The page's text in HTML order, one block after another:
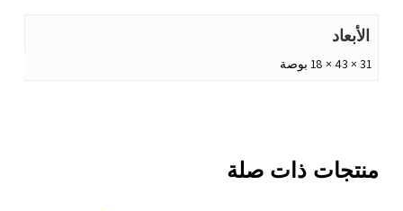
الأبعاد
31 × 43 × 18 بوصة
منتجات ذات صلة